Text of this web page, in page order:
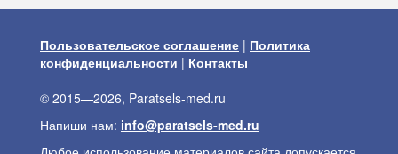
Пользовательское соглашение | Политика
конфиденциальности | Контакты
© 2015—2026, Paratsels-med.ru
Напиши нам: info@paratsels-med.ru